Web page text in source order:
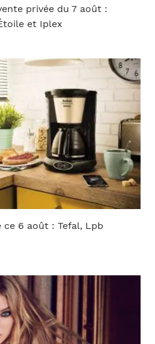
privée du 7 août :
et Iplex
ce 6 août : Tefal, Lpb